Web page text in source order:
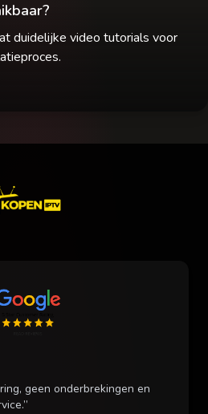
duidelijke video tutorials voor
geen onderbrekingen en